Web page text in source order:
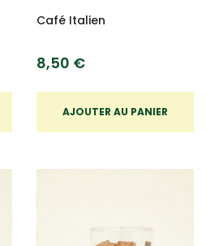
Café Italien
8,50 €
AJOUTER AU PANIER